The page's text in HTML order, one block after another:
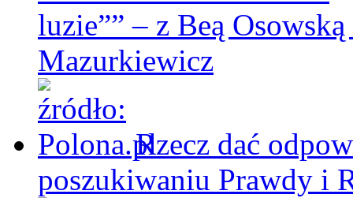
luzie”” – z Beą
Mazurkiewicz
Rzecz dać
poszukiwaniu Prawdy i